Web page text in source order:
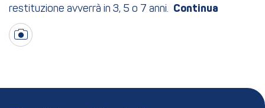
restituzione avverrà in 3, 5 o 7 anni.